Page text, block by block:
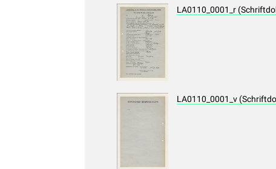
LA0110_0001_r
LA0110_0001_v